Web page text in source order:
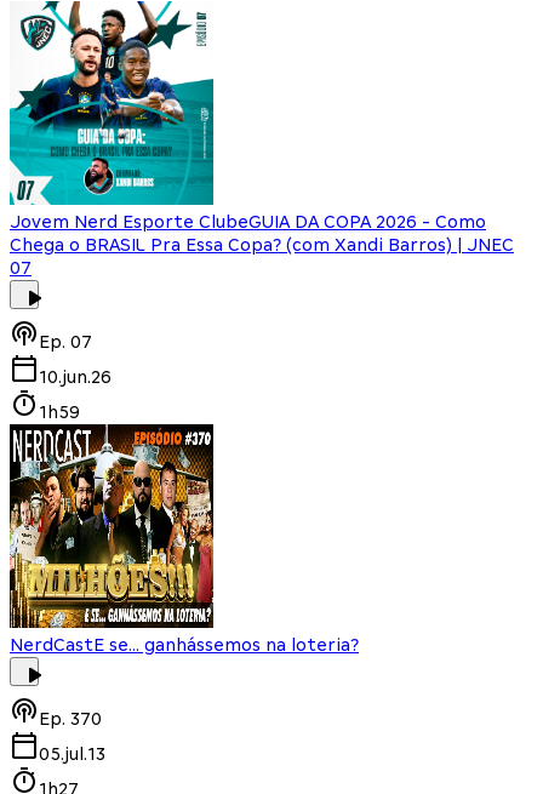
Jovem Nerd Esporte ClubeGUIA DA COPA 2026 - Como
Chega o BRASIL Pra Essa Copa? (com Xandi Barros) | JNEC
07
Ep. 07
10.jun.26
1h59
NerdCastE se... ganhássemos na loteria?
Ep. 370
05.jul.13
1h27